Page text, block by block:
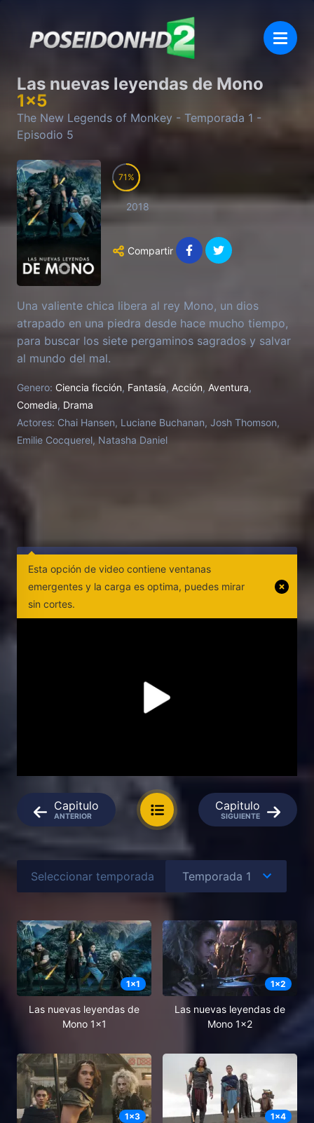
Las nuevas leyendas de Mono
1x5
The New Legends of Monkey - Temporada 1 -
Episodio 5
71
2018
Compartir
Una valiente chica libera al rey Mono, un dios
atrapado en una piedra desde hace mucho tiempo,
para buscar los siete pergaminos sagrados y salvar
al mundo del mal.
Genero: Ciencia ficción, Fantasía, Acción, Aventura,
Comedia, Drama
Actores: Chai Hansen, Luciane Buchanan, Josh Thomson,
Emilie Cocquerel, Natasha Daniel
Esta opción de video contiene ventanas
emergentes y la carga es optima, puedes mirar
sin cortes.
Capitulo
ANTERIOR
Capitulo
SIGUIENTE
Seleccionar temporada
1x1
Las nuevas leyendas de
Mono 1x1
1x2
Las nuevas leyendas de
Mono 1x2
1x3 1x4